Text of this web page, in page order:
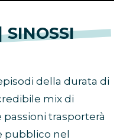
SINOSSI
della durata di
mix di
trasporterà
pubblico nel